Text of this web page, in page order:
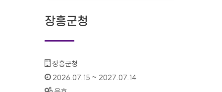
장흥군청
기관명 :
장흥군청
인증기간 :
2026.07.15 ~ 2027.07.14